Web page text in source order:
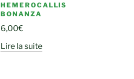
HEMEROCALLIS
BONANZA
6,00€
Lire la suite